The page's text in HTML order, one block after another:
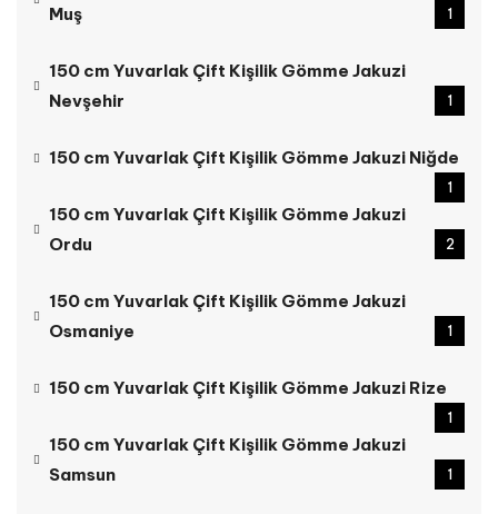
Muş
1
150 cm Yuvarlak Çift Kişilik Gömme Jakuzi
Nevşehir
1
150 cm Yuvarlak Çift Kişilik Gömme Jakuzi Niğde
1
150 cm Yuvarlak Çift Kişilik Gömme Jakuzi
Ordu
2
150 cm Yuvarlak Çift Kişilik Gömme Jakuzi
Osmaniye
1
150 cm Yuvarlak Çift Kişilik Gömme Jakuzi Rize
1
150 cm Yuvarlak Çift Kişilik Gömme Jakuzi
Samsun
1